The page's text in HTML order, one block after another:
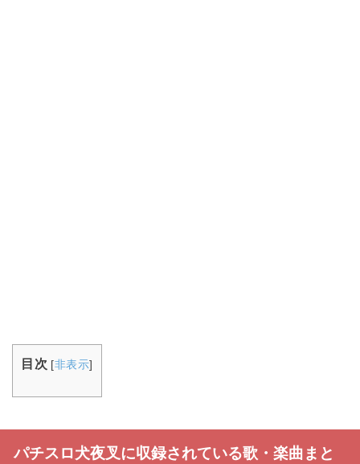
目次 [非表示]
パチスロ犬夜叉に収録されている歌・楽曲まと